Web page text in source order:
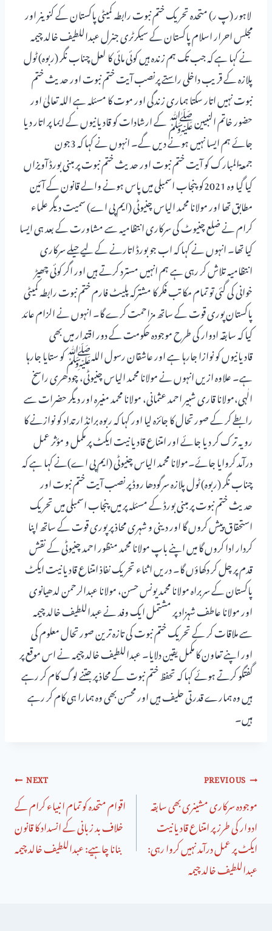
لاہور (پ ر) متحدہ تحریک ختم نبوت رابطہ کمیٹی پاکستان کے کنوینر اور
مجلس احرار اسلام پاکستان کے سیکرٹری جنرل عبداللطیف خالد چیمہ
نے کہا ہے کہ جب تک ہم زندہ ہیں کوئی مائی کا لعل چناب نگر (ربوہ) ٹول
پلازہ کے قریب داخلی راستے پرنصب آیت ختم نبوت اور حدیث ختم
نبوت نہیں اتار سکتا ہماری زندگی اور موت کا مسئلہ ہے اللہ تعالیٰ اور
حضور خاتم النبیین ﷺ کے ارشادات کو قادیانیوں کے ایما پر اتار دیا
جائے ہم ایسا نہیں ہونے دیں گے۔ انہوں نے کہا کہ 3جون
جمعۃالمبارک کو آیت ختم نبوت اور حدیث ختم نبوت پر مبنی بورڈ آویزاں
کیا گیا وہ 2021کو پنجاب اسمبلی میں پاس ہونے والے قانون کے آئین
مطابق تھا اور مولانا محمد الیاس چنیوٹی (ایم پی اے) سمیت دیگر علماء
کرام نے ضلع چنیوٹ کی سرکاری انتظامیہ سے مشاورت کے بعد ہی ایسا
کیا تھا۔ انہوں نے کہا کہ اب جو بورڈ اتارنے کے لیے حیلے سرکاری
انتظامیہ تلاش کر رہی ہے ہم انہیں مسترد کرتے ہیں اور اگر کوئی چھیڑ
خوانی کی گئی تو تمام مکاتب فکر کا مشترکہ پلیٹ فارم ختم نبوت رابطہ کمیٹی
پاکستان پوری قوت کے ساتھ مزاحمت کرے گا۔ انہوں نے الزام عائد
کیا کہ سابقہ ادوار کی طرح موجودہ حکومت کے دور اقتدار میں بھی
قادیانیوں کو نوازا جارہا ہے اور عاشقان رسول اللہﷺ کو ستایا جارہا
ہے۔ علاوہ ازیں انہوں نے مولانا محمد الیاس چنیوٹی، چودھری راسخ
الٰہی،مولانا قاری شبیر احمد عثمانی، مولانا محمد مغیرہ اور دیگر حضرات سے
رابطے کر کے صورتحال کا جائزہ لیا اور کہا کہ ربوہ برانڈ ارتداد کو نوازنے کا
رویہ ترک کر دیا جائے اور امتناع قادیانیت ایکٹ پر مکمل و مؤثر عمل
درآمد کروایا جائے۔مولانا محمد الیاس چنیوٹی (ایم پی اے)نے کہا ہے کہ
چناب نگر (ربوہ) ٹول پلازہ سرگودھا روڈ پر نصب آیت ختم نبوت اور
حدیث ختم نبوت پر مبنی بورڈ کے مسئلہ پر میں پنجاب اسمبلی میں تحریک
استحقاق پیش کروں گا اور دینی و شہری محاذ پر پوری قوت کے ساتھ اپنا
کردار ادا کروں گا میں اپنے باپ مولانا محمد منظور احمد چنیوٹی کے نقش
قدم پر چل کر دکھاؤں گا۔ دریں اثناء تحریک نفاذ امتناع قادیانیت ایکٹ
پاکستان کے سربراہ مولانا محمد یونس حسن، مولانا عبدالرحمن لدھیانوی
اور مولانا عاطف شہزاد پر مشتمل ایک وفد نے عبداللطیف خالد چیمہ
سے ملاقات کر کے تحریک ختم نبوت کی تازہ ترین صورتحال معلوم کی
اور اپنے تعاون کا مکمل یقین دلایا۔ عبداللطیف خالد چیمہ نے اس موقع پر
گفتگو کرتے ہوئے کہا کہ تحفظ ختم نبوت کے محاذ پر جتنے لوگ کام کر رہے
ہیں وہ ہمارے قدرتی حلیف ہیں اور محسن بھی وہ ہمارا ہی کام کر رہے
ہیں۔
PREVIOUS
موجودہ سرکاری مشینری بھی سابقہ
ادوار کی طرز پر امتناع قادیانیت
ایکٹ پر عمل درآمد نہیں کروا رہی:
عبداللطیف خالد چیمہ
NEXT
اقوام متحدہ کو تمام انبیاء کرام کے
خلاف بد زبانی کے انسداد کا قانون
بنانا چاہیے: عبداللطیف خالد چیمہ